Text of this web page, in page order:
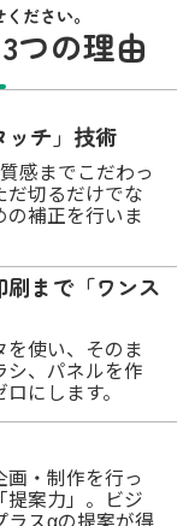
ださい。
つの理由
ッチ」技術
感までこだわっ
だ切るだけでな
の補正を行いま
刷まで「ワンス
使い、そのま
シ、パネルを作
にします。
・制作を行っ
提案力」。ビジ
ラスαの提案が得